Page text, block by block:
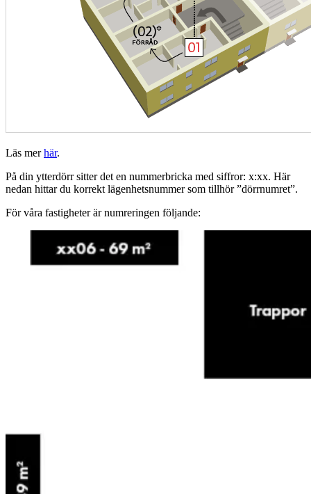
Läs merhär.
På din ytterdörr sitter det en nummerbricka med siffror: x:xx. Här
nedan hittar du korrekt lägenhetsnummer som tillhör ”dörrnumret”.
För våra fastigheter är numreringen följande: